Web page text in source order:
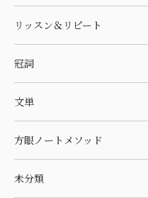
リッスン＆リピート
冠詞
文単
方眼ノートメソッド
未分類